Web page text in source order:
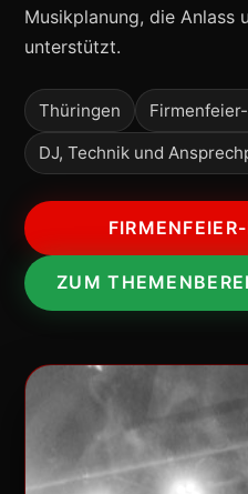
Musikplanung, die Anlass
unterstützt.
Thüringen
DJ, Technik und
ZUM